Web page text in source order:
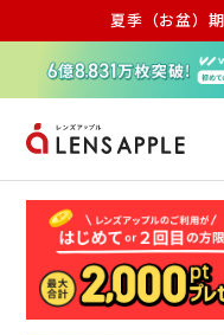
夏季（お盆）
アキュビ